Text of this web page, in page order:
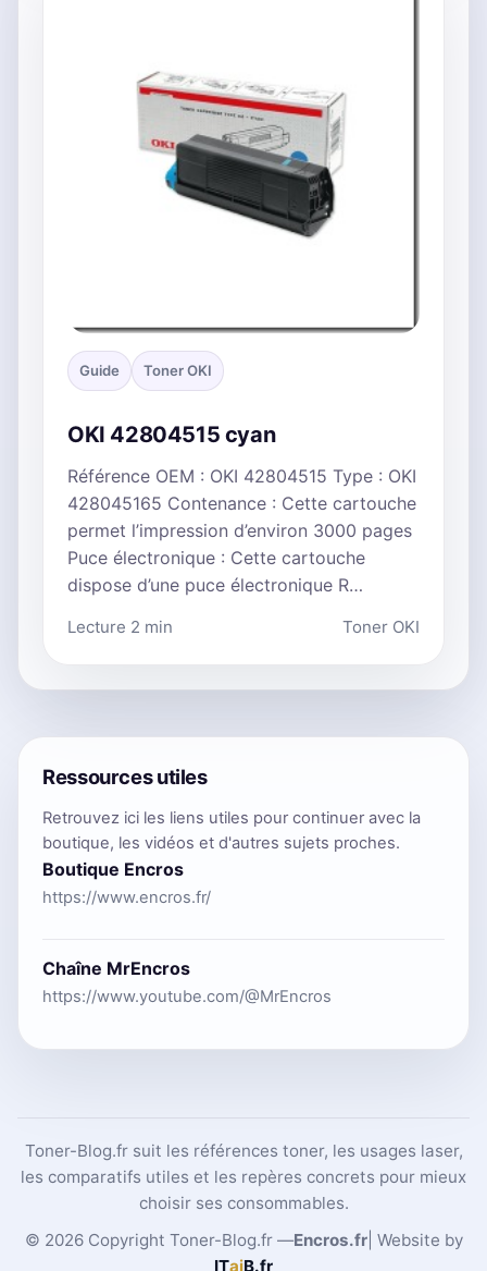
Guide Toner OKI
OKI 42804515 cyan
Référence OEM : OKI 42804515 Type : OKI
428045165 Contenance : Cette cartouche
permet l’impression d’environ 3000 pages
Puce électronique : Cette cartouche
dispose d’une puce électronique R…
Lecture 2 min Toner OKI
Ressources utiles
Retrouvez ici les liens utiles pour continuer avec la
boutique, les vidéos et d'autres sujets proches.
Boutique Encros
https://www.encros.fr/
Chaîne MrEncros
https://www.youtube.com/@MrEncros
Toner-Blog.fr suit les références toner, les usages laser,
les comparatifs utiles et les repères concrets pour mieux
choisir ses consommables.
© 2026 Copyright Toner-Blog.fr —Encros.fr| Website by
ITaiB.fr